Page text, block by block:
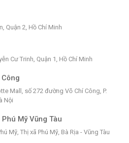
Quận 2, Hồ Chí Minh
Cư Trinh, Quận 1, Hồ Chí Minh
Mall, số 272 đường Võ Chí Công, P.
Nội
Mỹ Vũng Tàu
Mỹ, Thị xã Phú Mỹ, Bà Rịa - Vũng Tàu